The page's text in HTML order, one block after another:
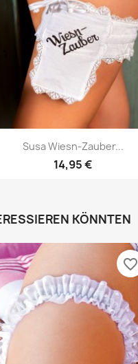
Vorschau
Susa Wiesn-Zauber...
14,95 €
KÖNNTEN
favorite_border